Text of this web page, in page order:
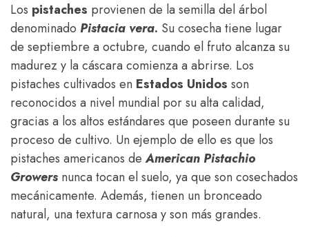
Los pistaches provienen de la semilla del árbol
denominado Pistacia vera. Su cosecha tiene lugar
de septiembre a octubre, cuando el fruto alcanza su
madurez y la cáscara comienza a abrirse. Los
pistaches cultivados en Estados Unidos son
reconocidos a nivel mundial por su alta calidad,
gracias a los altos estándares que poseen durante su
proceso de cultivo. Un ejemplo de ello es que los
pistaches americanos de American Pistachio
Growers nunca tocan el suelo, ya que son cosechados
mecánicamente. Además, tienen un bronceado
natural, una textura carnosa y son más grandes.